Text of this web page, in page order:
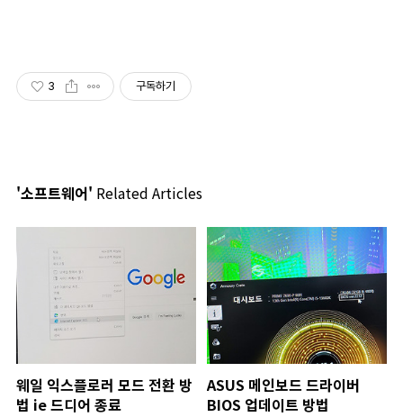
3 구독하기
'소프트웨어' Related Articles
웨일 익스플로러 모드 전환 방
법 ie 드디어 종료
ASUS 메인보드 드라이버
BIOS 업데이트 방법